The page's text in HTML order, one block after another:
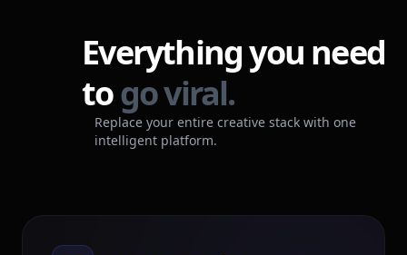
Everything you need
togo viral.
Replace your entire creative stack with one
intelligent platform.